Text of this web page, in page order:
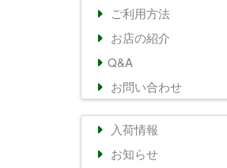
ご利用方法
お店の紹介
Q&A
お問い合わせ
入荷情報
お知らせ